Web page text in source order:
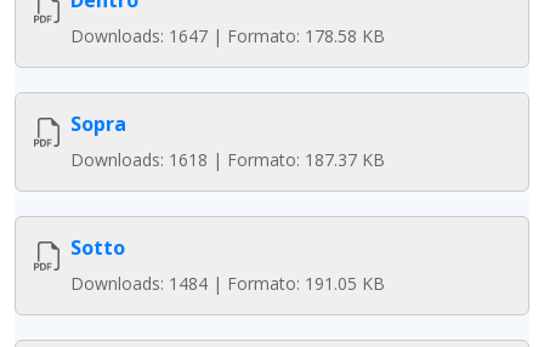
Downloads: 1647 | Formato: 178.58 KB
Sopra
Downloads: 1618 | Formato: 187.37 KB
Sotto
Downloads: 1484 | Formato: 191.05 KB